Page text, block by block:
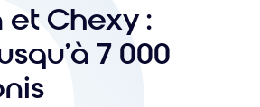
Chexy :
7 000